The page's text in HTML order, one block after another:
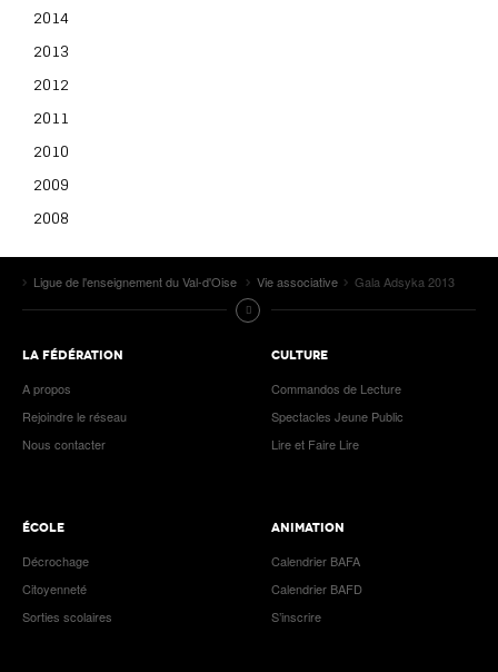
2014
2013
2012
2011
2010
2009
2008
Ligue de l'enseignement du Val-d'Oise Vie associative Gala Adsyka 2013
LA FÉDÉRATION
A propos
Rejoindre le réseau
Nous contacter
CULTURE
Commandos de Lecture
Spectacles Jeune Public
Lire et Faire Lire
ÉCOLE
Décrochage
Citoyenneté
Sorties scolaires
ANIMATION
Calendrier BAFA
Calendrier BAFD
S’inscrire